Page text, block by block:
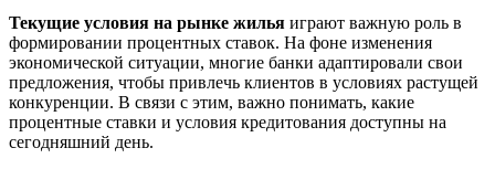
Текущие условия на рынке жилья играют важную роль в
формировании процентных ставок. На фоне изменения
экономической ситуации, многие банки адаптировали свои
предложения, чтобы привлечь клиентов в условиях растущей
конкуренции. В связи с этим, важно понимать, какие
процентные ставки и условия кредитования доступны на
сегодняшний день.